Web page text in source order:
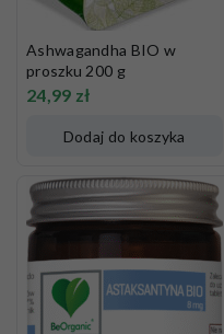
Ashwagandha BIO w
proszku 200 g
24,99 zł
Dodaj do koszyka